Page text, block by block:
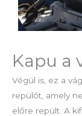
Kapu a
Végül is, ez a
repülőt, amely
előre repült. A